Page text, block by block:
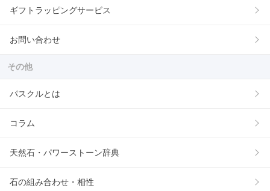
ギフトラッピングサービス
お問い合わせ
その他
パスクルとは
コラム
天然石・パワーストーン辞典
石の組み合わせ・相性